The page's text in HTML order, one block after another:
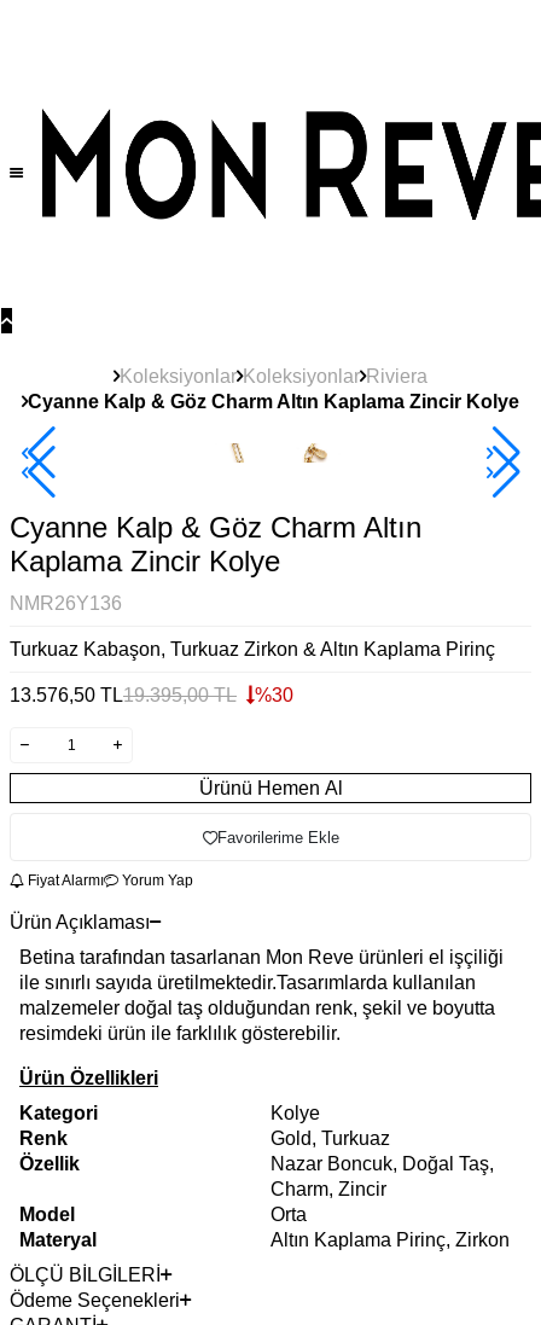
Koleksiyonlar Koleksiyonlar Riviera
Cyanne Kalp & Göz Charm Altın Kaplama Zincir Kolye
Yeni Ürün
Cyanne Kalp & Göz Charm Altın
Kaplama Zincir Kolye
NMR26Y136
Turkuaz Kabaşon, Turkuaz Zirkon & Altın Kaplama Pirinç
13.576,50 TL19.395,00TL %30
Ürünü Hemen Al
Favorilerime Ekle
Fiyat Alarmı Yorum Yap
Ürün Açıklaması
Betina tarafından tasarlanan Mon Reve ürünleri el işçiliği
ile sınırlı sayıda üretilmektedir.Tasarımlarda kullanılan
malzemeler doğal taş olduğundan renk, şekil ve boyutta
resimdeki ürün ile farklılık gösterebilir.
Ürün Özellikleri
Kategori
Kolye
Renk
Gold, Turkuaz
Özellik
Nazar Boncuk, Doğal Taş,
Charm, Zincir
Model
Orta
Materyal
Altın Kaplama Pirinç, Zirkon
ÖLÇÜ BİLGİLERİ
Ödeme Seçenekleri